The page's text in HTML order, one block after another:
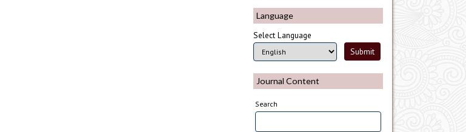
Language
Select Language
Journal Content
Search